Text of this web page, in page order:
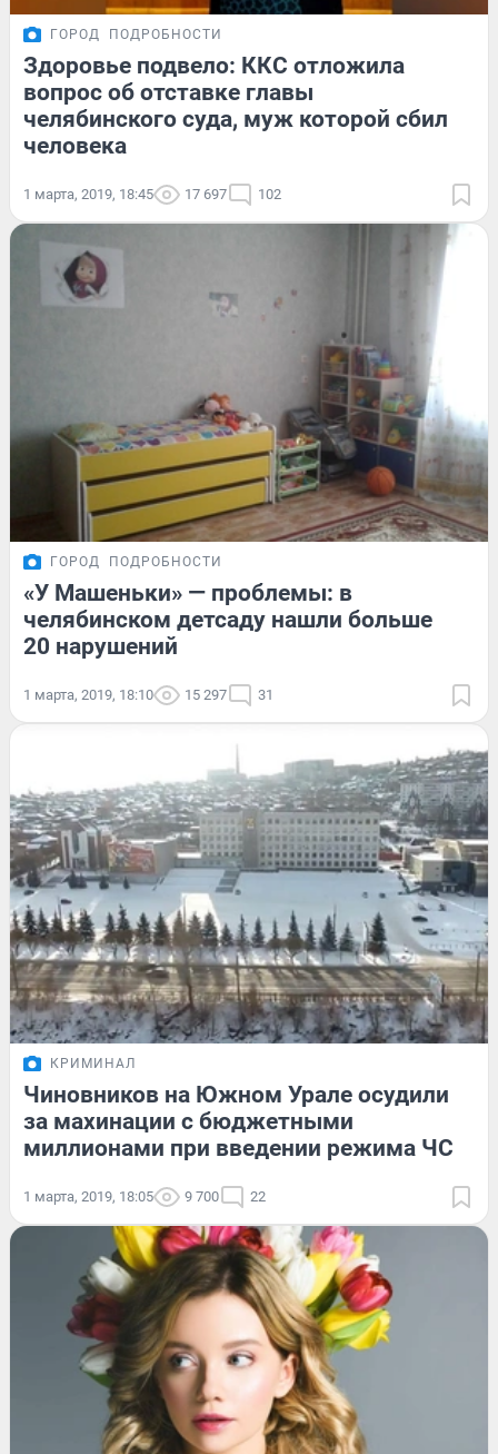
ГОРОД ПОДРОБНОСТИ
Здоровье подвело: ККС отложила
вопрос об отставке главы
челябинского суда, муж которой сбил
человека
1 марта, 2019, 18:45 17 697 102
ГОРОД ПОДРОБНОСТИ
«У Машеньки» — проблемы: в
челябинском детсаду нашли больше
20 нарушений
1 марта, 2019, 18:10 15 297 31
КРИМИНАЛ
Чиновников на Южном Урале осудили
за махинации с бюджетными
миллионами при введении режима ЧС
1 марта, 2019, 18:05 9 700 22